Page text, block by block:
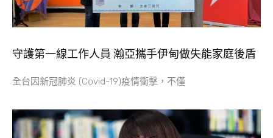
守護第一線工作人員 瀚亞攜手伊甸做失能家庭後盾
全台因新冠肺炎 (Covid-19)疫情衝擊，不僅